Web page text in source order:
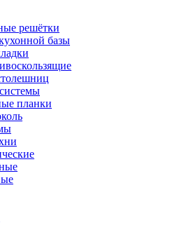
решётки
базы
планки